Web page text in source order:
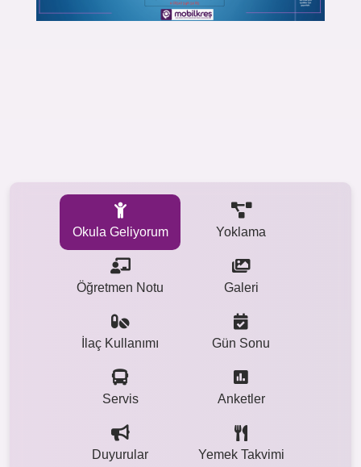
Okula Geliyorum Yoklama
Öğretmen Notu Galeri
İlaç Kullanımı Gün Sonu
Servis Anketler
Duyurular Yemek Takvimi